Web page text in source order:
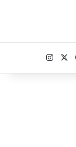
فيسبوكانستقرام